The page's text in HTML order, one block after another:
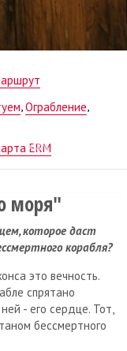
,Ограбление,
ERM
моря"
которое даст
корабля?
это вечность.
спрятано
- его сердце. Тот,
бессмертного